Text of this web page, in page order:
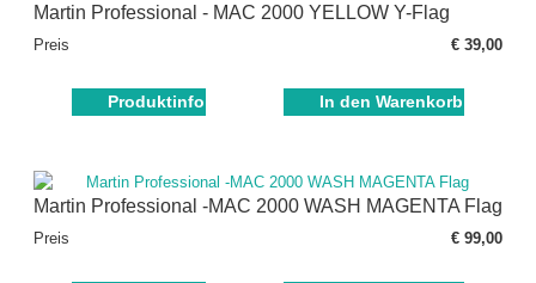
Martin Professional - MAC 2000 YELLOW Y-Flag
Preis € 39,00
Produktinfo In den Warenkorb
Martin Professional -MAC 2000 WASH MAGENTA Flag
Preis € 99,00